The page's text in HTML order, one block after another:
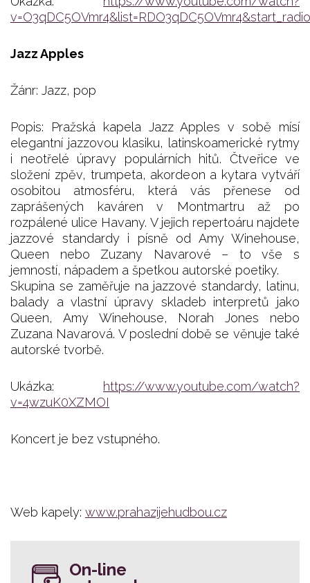
Jazz Apples
Žánr: Jazz, pop
Popis: Pražská kapela Jazz Apples v sobě mísí
elegantní jazzovou klasiku, latinskoamerické rytmy
i neotřelé úpravy populárních hitů. Čtveřice ve
složení zpěv, trumpeta, akordeon a kytara vytváří
osobitou atmosféru, která vás přenese od
zaprášených kaváren v Montmartru až po
rozpálené ulice Havany. V jejich repertoáru najdete
jazzové standardy i písně od Amy Winehouse,
Queen nebo Zuzany Navarové – to vše s
jemností, nápadem a špetkou autorské poetiky.
Skupina se zaměřuje na jazzové standardy, latinu,
balady a vlastní úpravy skladeb interpretů jako
Queen, Amy Winehouse, Norah Jones nebo
Zuzana Navarová. V poslední době se věnuje také
autorské tvorbě.
Ukázka: https://www.youtube.com/watch?
v=4wzuK0XZMOI
Koncert je bez vstupného.
Web kapely: www.prahazijehudbou.cz
On-line